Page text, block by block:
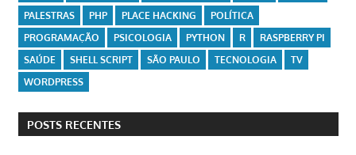
PALESTRAS
PHP PLACE HACKING
POLÍTICA
PROGRAMAÇÃO
PSICOLOGIA PYTHON R
RASPBERRY PI
SAÚDE
SHELL SCRIPT SÃO PAULO TECNOLOGIA
TV
WORDPRESS
POSTS RECENTES